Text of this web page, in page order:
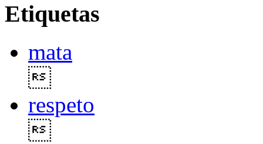
Etiquetas
mata
respeto